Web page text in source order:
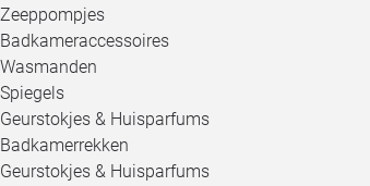
Zeeppompjes
Badkameraccessoires
Wasmanden
Spiegels
Geurstokjes & Huisparfums
Badkamerrekken
Geurstokjes & Huisparfums